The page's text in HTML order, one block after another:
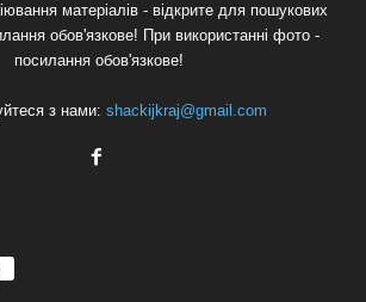
матеріалів - відкрите для пошукових
обов'язкове! При використанні фото -
посилання обов'язкове!
з нами: shackijkraj@gmail.com